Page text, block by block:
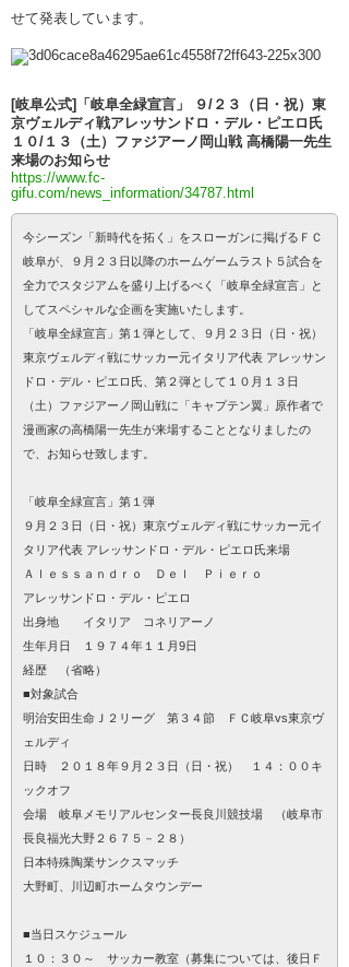
せて発表しています。
[岐阜公式]「岐阜全緑宣言」 ９/２３（日・祝）東
京ヴェルディ戦アレッサンドロ・デル・ピエロ氏
１０/１３（土）ファジアーノ岡山戦 高橋陽一先生
来場のお知らせ
https://www.fc-
gifu.com/news_information/34787.html
今シーズン「新時代を拓く」をスローガンに掲げるＦＣ
岐阜が、９月２３日以降のホームゲームラスト５試合を
全力でスタジアムを盛り上げるべく「岐阜全緑宣言」と
してスペシャルな企画を実施いたします。
「岐阜全緑宣言」第１弾として、９月２３日（日・祝）
東京ヴェルディ戦にサッカー元イタリア代表 アレッサン
ドロ・デル・ピエロ氏、第２弾として１０月１３日
（土）ファジアーノ岡山戦に「キャプテン翼」原作者で
漫画家の高橋陽一先生が来場することとなりましたの
で、お知らせ致します。
「岐阜全緑宣言」第１弾
９月２３日（日・祝）東京ヴェルディ戦にサッカー元イ
タリア代表 アレッサンドロ・デル・ピエロ氏来場
Ａｌｅｓｓａｎｄｒｏ Ｄｅｌ Ｐｉｅｒｏ
アレッサンドロ・デル・ピエロ
出身地 イタリア コネリアーノ
生年月日 １９７４年１１月9日
経歴 （省略）
■対象試合
明治安田生命Ｊ２リーグ 第３４節 ＦＣ岐阜vs東京ヴ
ェルディ
日時 ２０１８年９月２３日（日・祝） １４：００キ
ックオフ
会場 岐阜メモリアルセンター長良川競技場 （岐阜市
長良福光大野２６７５－２８）
日本特殊陶業サンクスマッチ
大野町、川辺町ホームタウンデー
■当日スケジュール
１０：３０～ サッカー教室（募集については、後日Ｆ